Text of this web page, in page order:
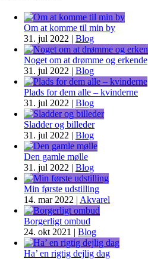
Om at komme til min by
31. jul 2022 | Blog
Noget om at drømme og erkende
31. jul 2022 | Blog
Plads for dem alle – kvinderne
31. jul 2022 | Blog
Sladder og billeder
31. jul 2022 | Blog
Den gamle mølle
31. jul 2022 | Blog
Min første udstilling
14. mar 2022 | Akvarel
Borgerligt ombud
24. okt 2021 | Blog
Ha’ en rigtig dejlig dag